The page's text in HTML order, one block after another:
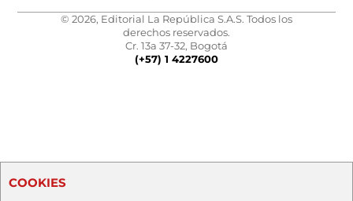
© 2026, Editorial La República S.A.S. Todos los
derechos reservados.
Cr. 13a 37-32, Bogotá
(+57) 1 4227600
COOKIES